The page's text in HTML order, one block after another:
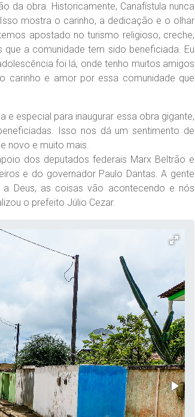
da obra. Historicamente, Canafístula nunca
mostra o carinho, a dedicação e o olhar
apostado no turismo religioso, creche,
a comunidade tem sido beneficiada. Eu
foi lá, onde tenho muitos amigos
carinho e amor por essa comunidade que
e especial para inaugurar essa obra gigante,
Isso nos dá um sentimento de
novo e muito mais.
dos deputados federais Marx Beltrão e
e do governador Paulo Dantas. A gente
Deus, as coisas vão acontecendo e nós
o prefeito Júlio Cezar.